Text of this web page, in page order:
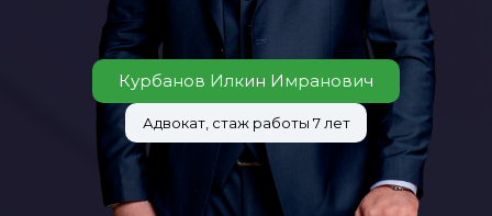
Курбанов Илкин Имранович
Адвокат, стаж работы 7 лет